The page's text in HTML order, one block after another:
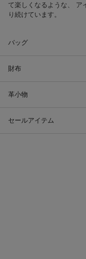
て楽しくなるような、 ア
り続けています。
バッグ
財布
革小物
セールアイテム